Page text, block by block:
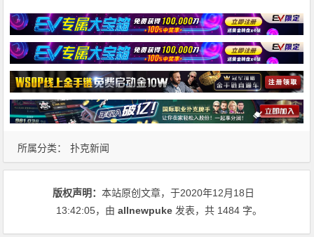
所属分类： 扑克新闻
版权声明：本站原创文章，于2020年12月18日
13:42:05，由allnewpuke 发表，共 1484 字。